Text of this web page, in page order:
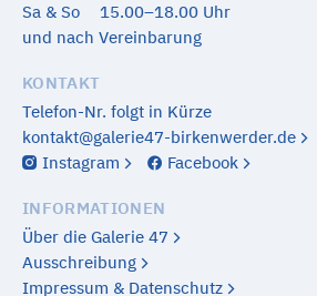
Sa & So
15.00–18.00 Uhr
und nach Vereinbarung
KONTAKT
Telefon-Nr. folgt in Kürze
kontakt@galerie47-birkenwerder.de
Instagram
Facebook
INFORMATIONEN
Über die Galerie 47
Ausschreibung
Impressum & Datenschutz